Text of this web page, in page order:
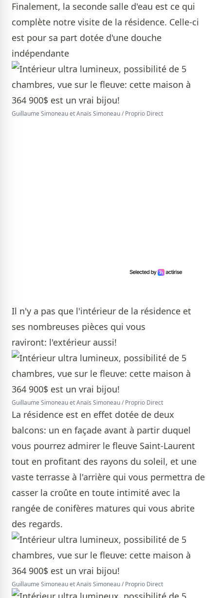
Finalement, la seconde salle d'eau est ce qui
complète notre visite de la résidence. Celle-ci
est pour sa part dotée d'une douche
indépendante
Guillaume Simoneau et Anaïs Simoneau / Proprio Direct
Il n'y a pas que l'intérieur de la résidence et
ses nombreuses pièces qui vous
raviront: l'extérieur aussi!
Guillaume Simoneau et Anaïs Simoneau / Proprio Direct
La résidence est en effet dotée de deux
balcons: un en façade avant à partir duquel
vous pourrez admirer le fleuve Saint-Laurent
tout en profitant des rayons du soleil, et une
vaste terrasse à l'arrière qui vous permettra de
casser la croûte en toute intimité avec la
rangée de conifères matures qui vous abrite
des regards.
Guillaume Simoneau et Anaïs Simoneau / Proprio Direct